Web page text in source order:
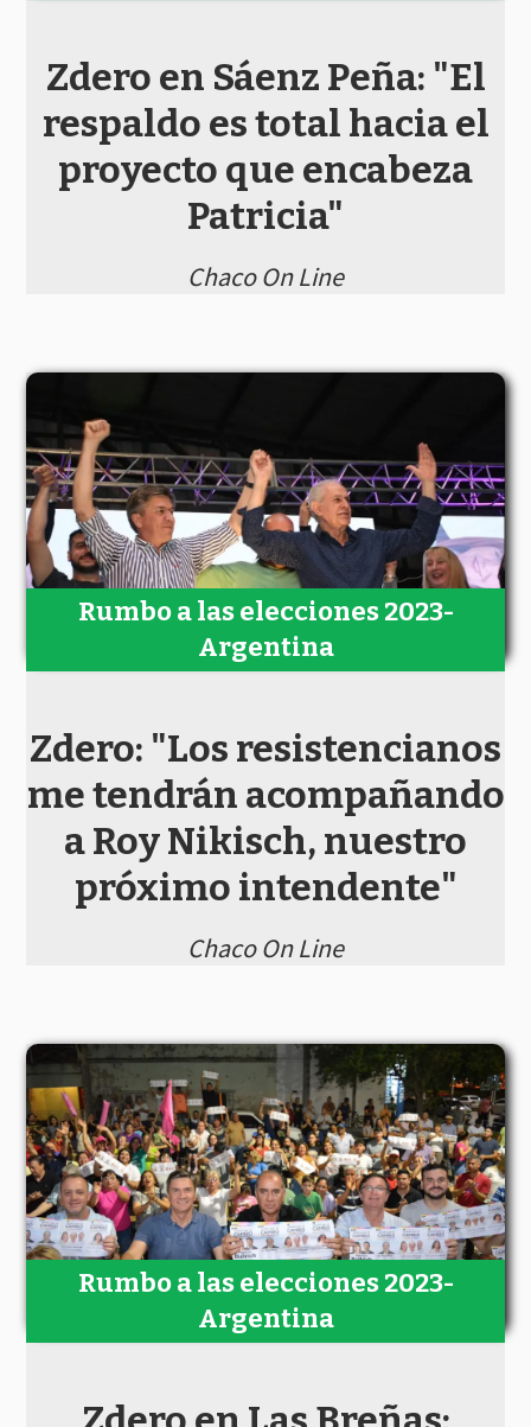
Zdero en Sáenz Peña: "El
respaldo es total hacia el
proyecto que encabeza
Patricia"
Chaco On Line
Zdero: "Los resistencianos
me tendrán acompañando
a Roy Nikisch, nuestro
próximo intendente"
Chaco On Line
Rumbo a las elecciones 2023-
Argentina
Rumbo a las elecciones 2023-
Argentina